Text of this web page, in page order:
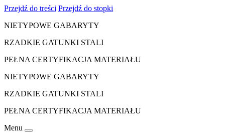
Przejdź do treści Przejdź do stopki
NIETYPOWE GABARYTY
RZADKIE GATUNKI STALI
PEŁNA CERTYFIKACJA MATERIAŁU
NIETYPOWE GABARYTY
RZADKIE GATUNKI STALI
PEŁNA CERTYFIKACJA MATERIAŁU
Menu